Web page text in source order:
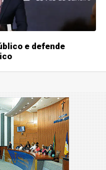
e defende